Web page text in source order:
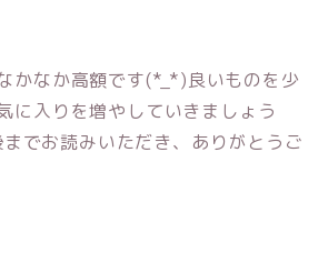
かなか高額です(*_*)良いものを少
に入りを増やしていきましょう
お読みいただき、ありがとうご